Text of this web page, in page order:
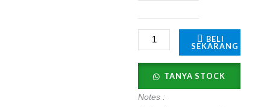
BELI
SEKARANG
TANYA STOCK
Notes :